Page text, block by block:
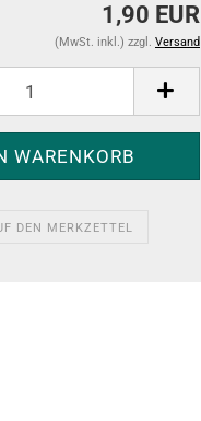
1,90 EUR
(MwSt. inkl.) zzgl. Versand
DEN MERKZETTEL